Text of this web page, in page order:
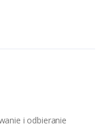
i odbieranie